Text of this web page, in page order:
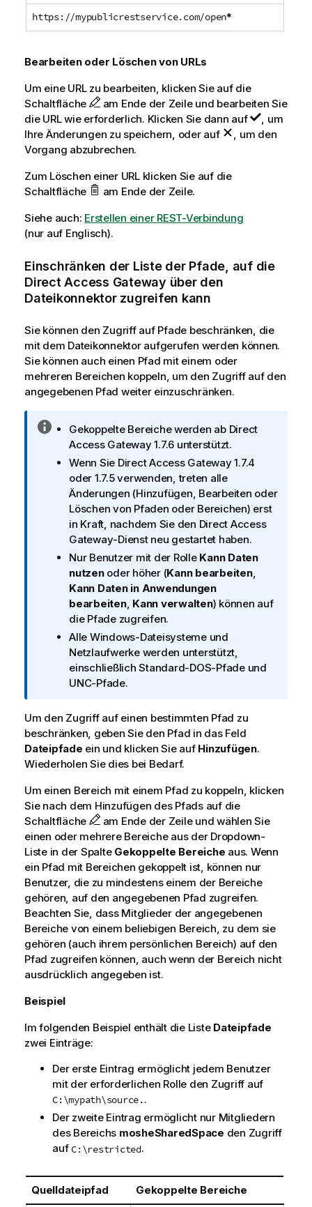
https://mypublicrestservice.com/open*
Bearbeiten oder Löschen von URLs
Um eine URL zu bearbeiten, klicken Sie auf die
Schaltfläche
am Ende der Zeile und bearbeiten Sie
die URL wie erforderlich. Klicken Sie dann auf
, um
Ihre Änderungen zu speichern, oder auf
, um den
Vorgang abzubrechen.
Zum Löschen einer URL klicken Sie auf die
Schaltfläche
am Ende der Zeile.
Siehe auch: Erstellen einer REST-Verbindung
(nur auf Englisch).
Einschränken der Liste der Pfade, auf die
Direct Access Gateway über den
Dateikonnektor zugreifen kann
Sie können den Zugriff auf Pfade beschränken, die
mit dem Dateikonnektor aufgerufen werden können.
Sie können auch einen Pfad mit einem oder
mehreren Bereichen koppeln, um den Zugriff auf den
angegebenen Pfad weiter einzuschränken.
I
n
Gekoppelte Bereiche werden ab Direct
Access Gateway1.7.6 unterstützt.
Wenn Sie Direct Access Gateway1.7.4
oder 1.7.5 verwenden, treten alle
Änderungen (Hinzufügen, Bearbeiten oder
Löschen von Pfaden oder Bereichen) erst
in Kraft, nachdem Sie den Direct Access
Gateway-Dienst neu gestartet haben.
Nur Benutzer mit der Rolle Kann Daten
nutzenoder höher (Kann bearbeiten,
Kann Daten in Anwendungen
bearbeiten, Kann verwalten) können auf
die Pfade zugreifen.
Alle Windows-Dateisysteme und
Netzlaufwerke werden unterstützt,
einschließlich Standard-DOS-Pfade und
UNC-Pfade.
Um den Zugriff auf einen bestimmten Pfad zu
beschränken, geben Sie den Pfad in das Feld
Dateipfade ein und klicken Sie auf Hinzufügen.
Wiederholen Sie dies bei Bedarf.
Um einen Bereich mit einem Pfad zu koppeln, klicken
Sie nach dem Hinzufügen des Pfads auf die
Schaltfläche
am Ende der Zeile und wählen Sie
einen oder mehrere Bereiche aus der Dropdown-
Liste in der Spalte Gekoppelte Bereiche aus. Wenn
ein Pfad mit Bereichen gekoppelt ist, können nur
Benutzer, die zu mindestens einem der Bereiche
gehören, auf den angegebenen Pfad zugreifen.
Beachten Sie, dass Mitglieder der angegebenen
Bereiche von einem beliebigen Bereich, zu dem sie
gehören (auch ihrem persönlichen Bereich) auf den
Pfad zugreifen können, auch wenn der Bereich nicht
ausdrücklich angegeben ist.
Beispiel
Im folgenden Beispiel enthält die Liste Dateipfade
zwei Einträge:
Der erste Eintrag ermöglicht jedem Benutzer
mit der erforderlichen Rolle den Zugriff auf
C:\mypath\source..
Der zweite Eintrag ermöglicht nur Mitgliedern
des Bereichs mosheSharedSpace den Zugriff
auf C:\restricted.
Quelldateipfad Gekoppelte Bereiche